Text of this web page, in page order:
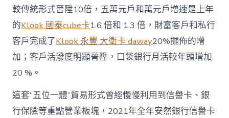
較傳統形式晉陞10倍，五萬元戶和萬元戶增速是上年
的Klook 國泰cube卡1.6 倍和 1.3 倍，財富客戶和私行
客戶完成了Klook 永豐 大衛卡 daway20%擺佈的增
加；客戶活潑度明顯晉陞，口袋銀行月活較年頭增加
20 %。
這套“五位一體”貿易形式曾經慢慢利用到信譽卡、銀
行保險等重點營業板塊，2021年全年安然銀行信譽卡